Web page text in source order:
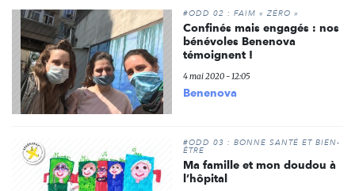
#ODD 02 : FAIM « ZÉRO »
Confinés mais engagés : nos
bénévoles Benenova
témoignent !
4 mai 2020 - 12:05
Benenova
#ODD 03 : BONNE SANTÉ ET BIEN-
ÊTRE
Ma famille et mon doudou à
l’hôpital